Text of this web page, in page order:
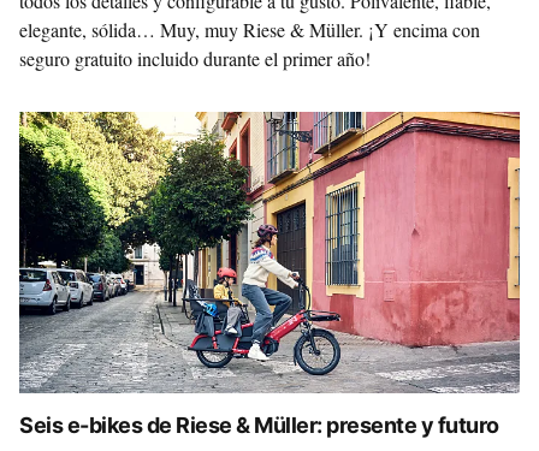
elegante, sólida… Muy, muy Riese & Müller. ¡Y encima con
seguro gratuito incluido durante el primer año!
Seis e-bikes de Riese & Müller: presente y futuro